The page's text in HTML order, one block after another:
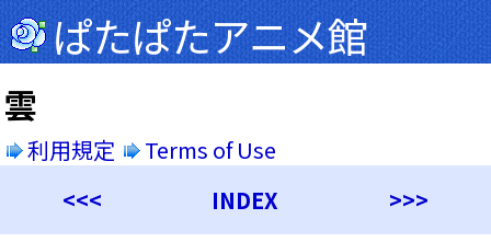
ぱたぱたアニメ館
雲
利用規定
Terms of Use
<<<
INDEX >>>